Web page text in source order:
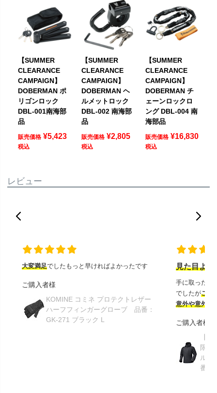
【SUMMER
CLEARANCE
CAMPAIGN】
DOBERMAN ポ
リゴンロック
DBL-001南海部
品
販売価格 ¥5,423
税込
【SUMMER
CLEARANCE
CAMPAIGN】
DOBERMAN ヘ
ルメットロック
DBL-002 南海部
品
販売価格 ¥2,805
税込
【SUMMER
CLEARANCE
CAMPAIGN】
DOBERMAN チ
ェーンロックロ
ング DBL-004 南
海部品
販売価格 ¥16,830
税込
レビュー
大変満足でしたもっと早ければよかったです
ご購入者様
KOMINE コミネ プロテクトレザー
ハーフフィンガーグローブ 品番：
GK-271 ブラック L
見た目より
手に取ったと
でしたがこの
意外や意外ス
ご購入者様
限り
ルメ
番：